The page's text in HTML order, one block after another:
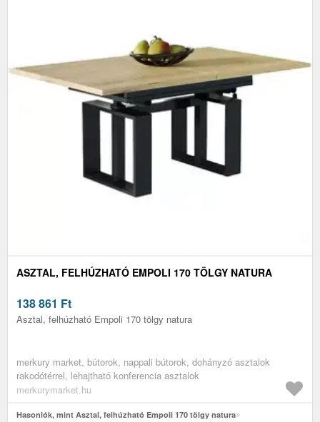
ASZTAL, FELHÚZHATÓ EMPOLI 170 TÖLGY NATURA
138 861 Ft
Asztal, felhúzható Empoli 170 tölgy natura
merkury market, bútorok, nappali bútorok, dohányzó asztalok
rakodótérrel, lehajtható konferencia asztalok
merkurymarket.hu
Hasonlók, mint Asztal, felhúzható Empoli 170 tölgy natura